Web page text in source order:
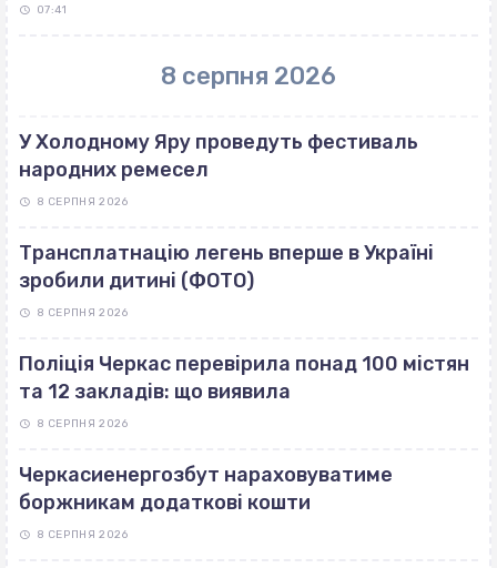
07:41
8 серпня 2026
У Холодному Яру проведуть фестиваль
народних ремесел
8 СЕРПНЯ 2026
Трансплатнацію легень вперше в Україні
зробили дитині (ФОТО)
8 СЕРПНЯ 2026
Поліція Черкас перевірила понад 100 містян
та 12 закладів: що виявила
8 СЕРПНЯ 2026
Черкасиенергозбут нараховуватиме
боржникам додаткові кошти
8 СЕРПНЯ 2026